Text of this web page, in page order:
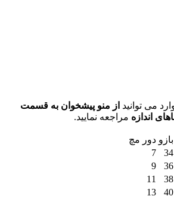
می توانید از منو پیشخوان به قسمت
اندازه مراجعه نمایید.
بازو دور مچ
34
7
36
9
38
11
40
13